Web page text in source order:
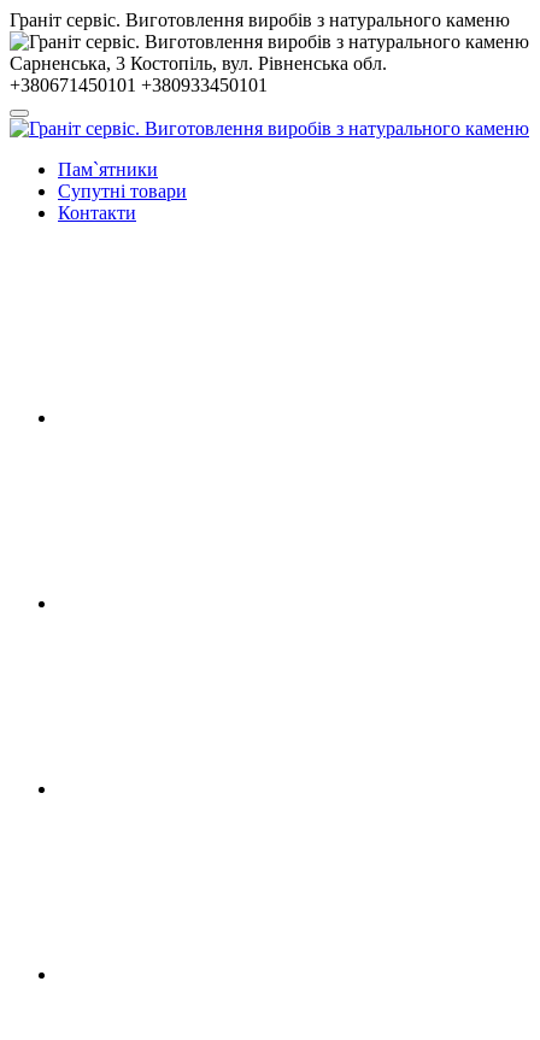
Гранiт сервiс. Виготовлення виробів з натурального каменю
Сарненська, 3 Костопiль, вул. Рiвненська обл.
+380671450101 +380933450101
Пам`ятники
Супутні товари
Контакти